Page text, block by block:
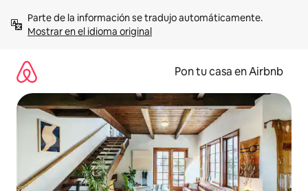
contenidoMostrar en el idioma original
Pon tu casa en Airbnb